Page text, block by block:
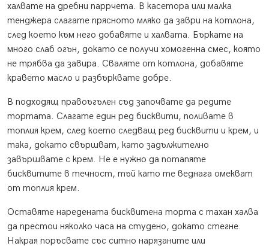
халвате на дребни паррчета. В касетора или малка
тенджера слагате прясното мляко да заври на котлона,
след което към него добавяте и халвата. Бъркате на
много слаб огън, докато се получи хомогенна смес, която
не трябва да завира. Сваляте от котлона, добавяте
кравето масло и разбърквате добре.
В подходящ правоъгълен съд започвате да редите
тортата. Слагате един ред бисквити, поливате в
топлия крем, след което следващ ред бисквити и крем, и
така, докато свършват, като задължително
завършвате с крем. Не е нужно да потапяте
бисквитите в течност, тъй като те веднага омекват
от топлия крем.
Оставяте наредената бисквитена торта с тахан халва
да престои няколко часа на студено, докато стегне.
Накрая поръсвате със ситно нарязаните или